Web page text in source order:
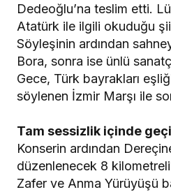
Dedeoğlu’na teslim etti.
Atatürk ile ilgili okuduğu
Söyleşinin ardından
Bora, sonra ise ünlü
Gece, Türk bayrakları
söylenen İzmir Marşı ile
Tam sessizlik içinde
Konserin ardından
düzenlenecek 8
Zafer ve Anma Yürüyüşü